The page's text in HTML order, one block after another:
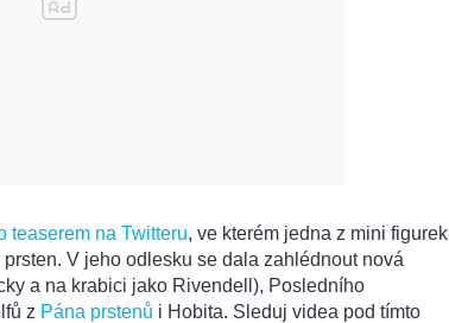
teaserem na Twitteru, ve kterém jedna z mini figurek
V jeho odlesku se dala zahlédnout nová
a na krabici jako Rivendell), Posledního
z Pána prstenů i Hobita. Sleduj videa pod tímto